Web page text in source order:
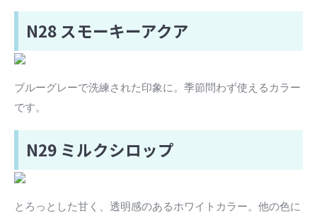
N28 スモーキーアクア
ブルーグレーで洗練された印象に。季節問わず使えるカラー
です。
N29 ミルクシロップ
とろっとした甘く、透明感のあるホワイトカラー。他の色に